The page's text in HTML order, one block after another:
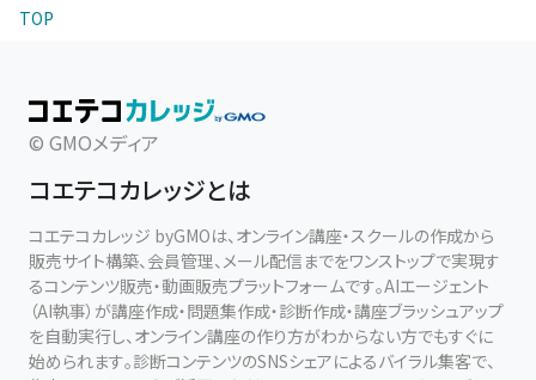
TOP
© GMOメディア
コエテコカレッジとは
コエテコカレッジ byGMOは、オンライン講座・スクールの作成から
販売サイト構築、会員管理、メール配信までをワンストップで実現す
るコンテンツ販売・動画販売プラットフォームです。AIエージェント
（AI執事）が講座作成・問題集作成・診断作成・講座ブラッシュアップ
を自動実行し、オンライン講座の作り方がわからない方でもすぐに
始められます。診断コンテンツのSNSシェアによるバイラル集客で、